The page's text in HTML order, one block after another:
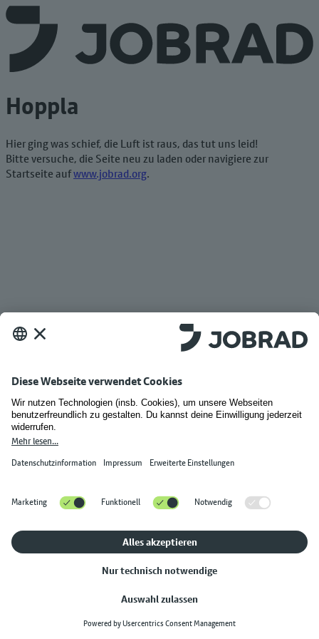
Hoppla
Hier ging was schief, die Luft ist raus, das tut uns leid!
Bitte versuche, die Seite neu zu laden oder navigiere zur
Startseite aufwww.jobrad.org.